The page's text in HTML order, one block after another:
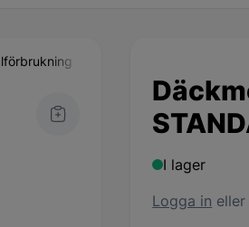
I lager
Logga in eller